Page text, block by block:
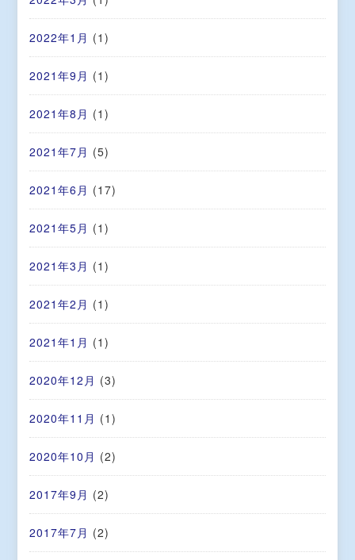
2022年1月 (1)
2021年9月 (1)
2021年8月 (1)
2021年7月 (5)
2021年6月 (17)
2021年5月 (1)
2021年3月 (1)
2021年2月 (1)
2021年1月 (1)
2020年12月 (3)
2020年11月 (1)
2020年10月 (2)
2017年9月 (2)
2017年7月 (2)